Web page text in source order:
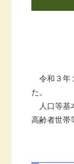
令和３年
た。
人口等基
高齢者世帯